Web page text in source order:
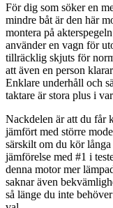
För dig som söker en
mindre båt är den här
montera på
använder en vagn för
tillräcklig skjuts för
att även en person
Enklare underhåll och
taktare är stora plus i
Nackdelen är att du får
jämfört med större
särskilt om du kör
jämförelse med #1 i
denna motor mer
saknar även
så länge du inte